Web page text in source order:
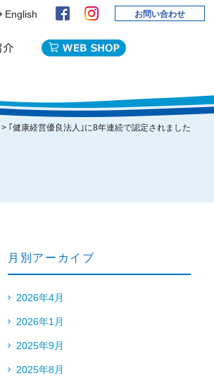
お問い合わせ
English
> ｢健康経営優良法人｣に8年連続で認定されました
月別アーカイブ
2026年4月
2026年1月
2025年9月
2025年8月